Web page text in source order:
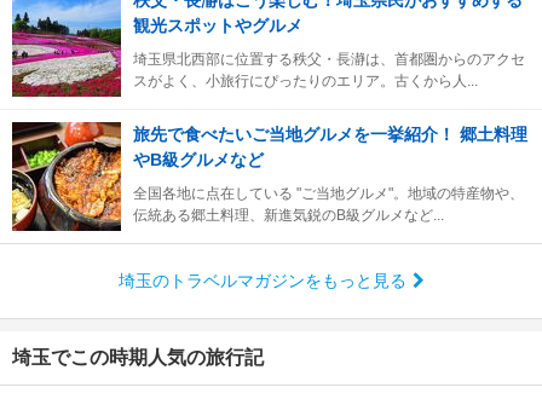
観光スポットやグルメ
埼玉県北西部に位置する秩父・長瀞は、首都圏からのアクセ
スがよく、小旅行にぴったりのエリア。古くから人...
旅先で食べたいご当地グルメを一挙紹介！ 郷土料理
やB級グルメなど
全国各地に点在している "ご当地グルメ"。地域の特産物や、
伝統ある郷土料理、新進気鋭のB級グルメなど...
埼玉のトラベルマガジンをもっと見る
埼玉でこの時期人気の旅行記